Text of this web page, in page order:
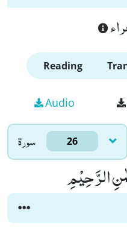
Reading
Audio
سورۃ 26
الرَّحِیْمِ